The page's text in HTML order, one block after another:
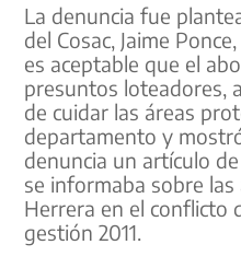
La denuncia fue
del Cosac, Jaime
es aceptable que el
presuntos loteadores,
de cuidar las áreas
departamento y
denuncia un artículo
se informaba sobre
Herrera en el conflicto
gestión 2011.